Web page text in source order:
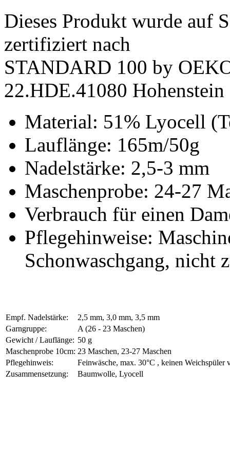
Dieses Produkt wurde auf
zertifiziert nach
STANDARD 100 by
22.HDE.41080
Material: 51% Lyocell
Lauflänge: 165m/50g
Nadelstärke: 2,5-3 mm
Maschenprobe: 24-27
Verbrauch für einen
Pflegehinweise:
Schonwaschgang, nicht
Empf. Nadelstärke:
2,5 mm, 3,0 mm, 3,5 mm
Garngruppe:
A (26 - 23 Maschen)
Gewicht / Lauflänge: 50 g
Maschenprobe 10cm: 23 Maschen, 23-27 Maschen
Pflegehinweis:
Feinwäsche, max. 30°C , keinen Weichspüler
Zusammensetzung:
Baumwolle, Lyocell